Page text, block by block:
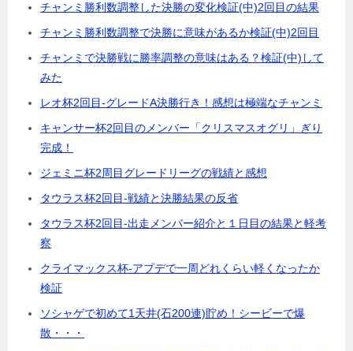
チャンミ勝利数調整した決勝の変化検証(中)2回目の結果
チャンミ勝利数調整で決勝に意味があるか検証(中)2回目
チャンミで決勝戦に勝率調整の意味はある？検証(中)して
みた
レオ杯2回目-グレードA決勝行き！感想は極端なチャンミ
キャンサー杯2回目のメンバー「クリスマスオグリ」ぎり
完成！
ジェミニ杯2周目グレードリーグの戦績と感想
タウラス杯2回目-戦績と決勝結果の反省
タウラス杯2回目-出走メンバー紹介と１日目の結果と軽考
察
クライマックス杯-アプデで一周どれくらい軽くなったか
検証
ソシャゲで初めて1天井(石200連)貯め！シービーで爆
散・・・